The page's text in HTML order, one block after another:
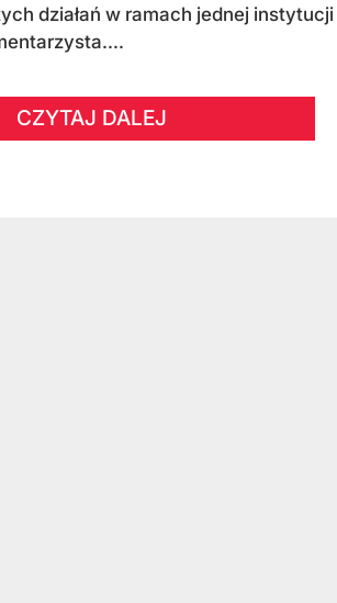
działań w ramach jednej instytucji
CZYTAJ DALEJ